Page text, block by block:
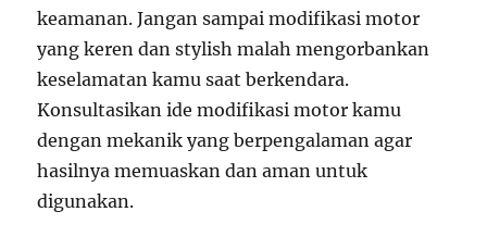
keamanan. Jangan sampai modifikasi motor
yang keren dan stylish malah mengorbankan
keselamatan kamu saat berkendara.
Konsultasikan ide modifikasi motor kamu
dengan mekanik yang berpengalaman agar
hasilnya memuaskan dan aman untuk
digunakan.